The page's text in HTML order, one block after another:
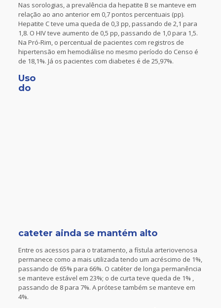
Nas sorologias, a prevalência da hepatite B se manteve em
relação ao ano anterior em 0,7 pontos percentuais (pp).
Hepatite C teve uma queda de 0,3 pp, passando de 2,1 para
1,8. O HIV teve aumento de 0,5 pp, passando de 1,0 para 1,5.
Na Pró-Rim, o percentual de pacientes com registros de
hipertensão em hemodiálise no mesmo período do Censo é
de 18,1%. Já os pacientes com diabetes é de 25,97%.
Uso
do
cateter ainda se mantém alto
Entre os acessos para o tratamento, a fístula arteriovenosa
permanece como a mais utilizada tendo um acréscimo de 1%,
passando de 65% para 66%. O catéter de longa permanência
se manteve estável em 23%; o de curta teve queda de 1% ,
passando de 8 para 7%. A prótese também se manteve em
4%.